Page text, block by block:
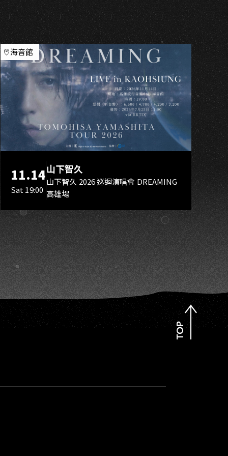
海音館
11.14
Sat 19:00
山下智久
山下智久 2026 巡迴演唱會 DREAMING
高雄場
TOP